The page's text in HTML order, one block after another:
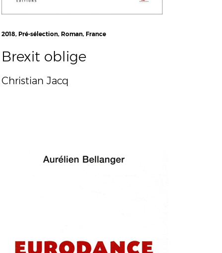
2018, Pré-sélection, Roman, France
Brexit oblige
Christian Jacq